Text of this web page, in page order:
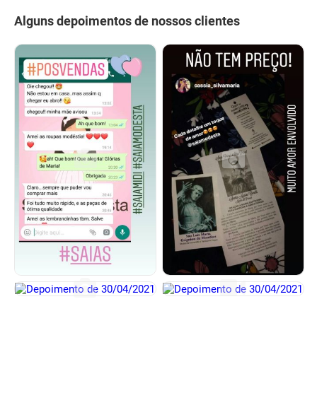
Alguns depoimentos de nossos clientes